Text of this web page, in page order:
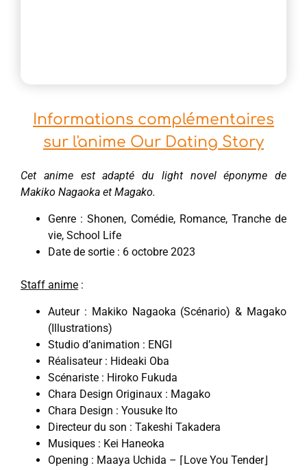
Informations complémentaires
sur l'anime Our Dating Story
Cet anime est adapté du light novel éponyme de
Makiko Nagaoka et Magako.
Genre : Shonen, Comédie, Romance, Tranche de
vie, School Life
Date de sortie : 6 octobre 2023
Staff anime :
Auteur : Makiko Nagaoka (Scénario) & Magako
(Illustrations)
Studio d’animation : ENGI
Réalisateur : Hideaki Oba
Scénariste : Hiroko Fukuda
Chara Design Originaux : Magako
Chara Design : Yousuke Ito
Directeur du son : Takeshi Takadera
Musiques : Kei Haneoka
Opening : Maaya Uchida – ⌈Love You Tender⌋